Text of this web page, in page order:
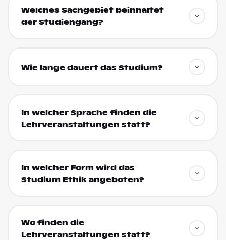
Welches Sachgebiet beinhaltet
der Studiengang?
Wie lange dauert das Studium?
In welcher Sprache finden die
Lehrveranstaltungen statt?
In welcher Form wird das
Studium Ethik angeboten?
Wo finden die
Lehrveranstaltungen statt?